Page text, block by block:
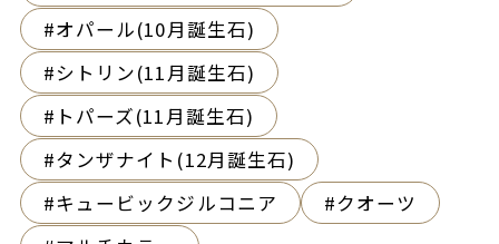
オパール(10月誕生石)
シトリン(11月誕生石)
トパーズ(11月誕生石)
タンザナイト(12月誕生石)
キュービックジルコニア
クオーツ